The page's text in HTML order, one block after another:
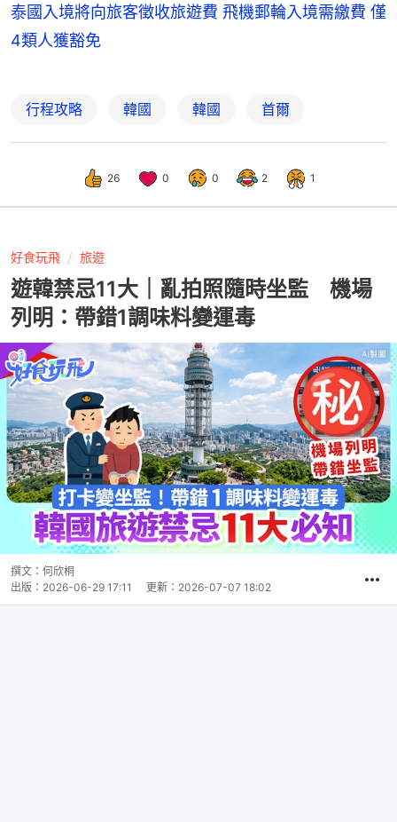
泰國入境將向旅客徵收旅遊費 飛機郵輪入境需繳費 僅
4類人獲豁免
行程攻略 韓國 韓國 首爾
26 0 0 2 1
好食玩飛 旅遊
遊韓禁忌11大｜亂拍照隨時坐監 機場
列明：帶錯1調味料變運毒
撰文： 何欣桐
出版： 2026-06-29 17:11 更新： 2026-07-07 18:02